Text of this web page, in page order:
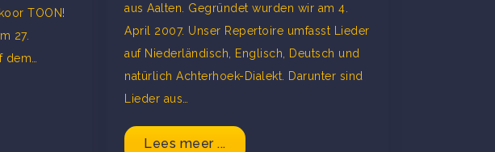
TOON!
27.
aus Aalten. Gegründet wurden wir am 4.
April 2007. Unser Repertoire umfasst Lieder
auf Niederländisch, Englisch, Deutsch und
natürlich Achterhoek-Dialekt. Darunter sind
Lieder aus…
Lees meer ...